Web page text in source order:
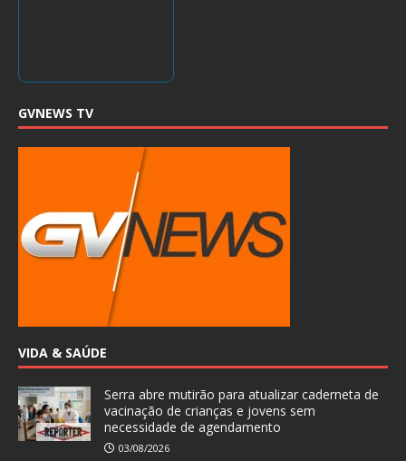
GVNEWS TV
VIDA & SAÚDE
Serra abre mutirão para atualizar caderneta de
vacinação de crianças e jovens sem
necessidade de agendamento
03/08/2026